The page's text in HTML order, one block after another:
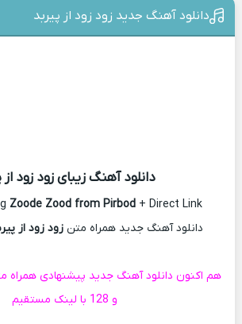
دانلود آهنگ جدید زود زود از پیربد
دانلود آهنگ زیبای زود زود از
Zoode Zood from Pirbod+ Direct Link
دانلود آهنگ جدید همراه متنزود زود از
و 128 با لینک مستقیم